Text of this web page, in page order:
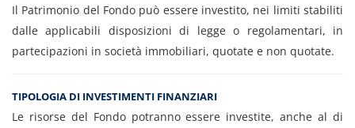
Il Patrimonio del Fondo può essere investito, nei limiti stabiliti
dalle applicabili disposizioni di legge o regolamentari, in
partecipazioni in società immobiliari, quotate e non quotate.
TIPOLOGIA DI INVESTIMENTI FINANZIARI
Le risorse del Fondo potranno essere investite, anche al di